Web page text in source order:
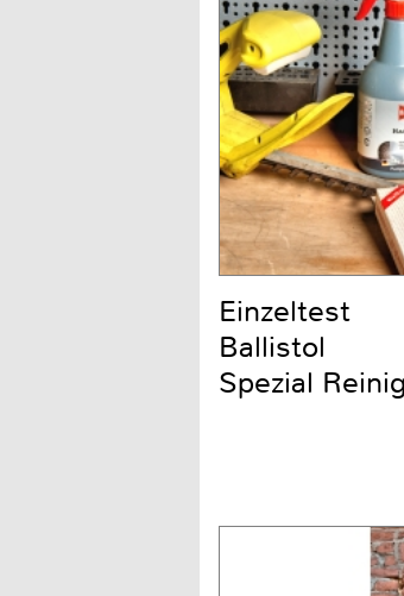
Einzeltest
Ballistol
Spezial